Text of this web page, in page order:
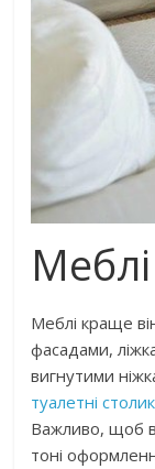
Меблі краще
фасадами,
вигнутими
туалетні
Важливо, щоб
тоні